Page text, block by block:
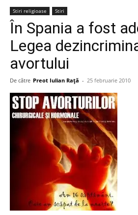
Stiri religioase Stiri
În Spania a fost
Legea
avortului
De către Preot Iulian Raţă - 25 februarie 2010